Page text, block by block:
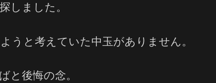
しました。
うと考えていた中玉がありません。
と後悔の念。